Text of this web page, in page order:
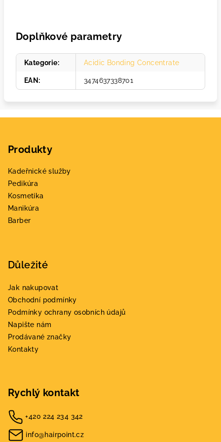
Doplňkové parametry
Kategorie: Acidic Bonding Concentrate
EAN : 3474637338701
Produkty
Kadeřnické služby
Pedikúra
Kosmetika
Manikúra
Barber
Důležité
Jak nakupovat
Obchodní podmínky
Podmínky ochrany osobních údajů
Napište nám
Prodávané značky
Kontakty
Rychlý kontakt
+420 224 234 342
info@hairpoint.cz